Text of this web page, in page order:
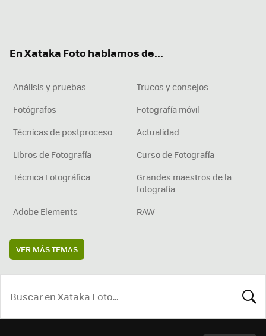
En Xataka Foto hablamos de...
Análisis y pruebas
Trucos y consejos
Fotógrafos
Fotografía móvil
Técnicas de postproceso
Actualidad
Libros de Fotografía
Curso de Fotografía
Técnica Fotográfica
Grandes maestros de la
fotografía
Adobe Elements
RAW
VER MÁS TEMAS